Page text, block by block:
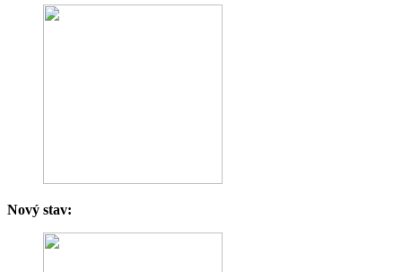
Nový stav: